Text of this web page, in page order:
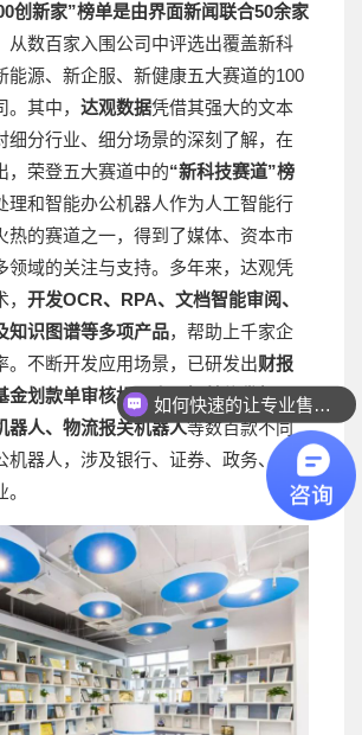
创新家”榜单是由界面新闻联合50余家
从数百家入围公司中评选出覆盖新科
能源、新企服、新健康五大赛道的100
其中， 达观数据凭借其强大的文本
细分行业、细分场景的深刻了解，在
，荣登五大赛道中的“新科技赛道”榜
理和智能办公机器人作为人工智能行
热的赛道之一，得到了媒体、资本市
领域的关注与支持。多年来，达观凭
开发OCR、RPA、文档智能审阅、
知识图谱等多项产品，帮助上千家企
。不断开发应用场景，已研发出财报
金划款单审核机器人、智慧信贷机器
器人、物流报关机器人等数百款不同
机器人，涉及银行、证券、政务、制